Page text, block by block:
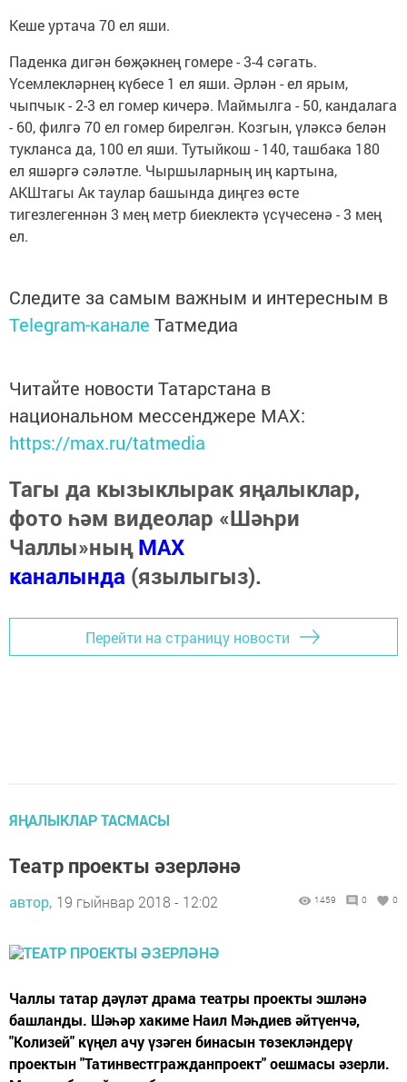
Кеше уртача 70 ел яши.
Паденка дигән бөҗәкнең гомере - 3-4 сәгать.
Үсемлекләрнең күбесе 1 ел яши. Әрлән - ел ярым,
чыпчык - 2-3 ел гомер кичерә. Маймылга - 50, кандалага
- 60, филгә 70 ел гомер бирелгән. Козгын, үләксә белән
тукланса да, 100 ел яши. Тутыйкош - 140, ташбака 180
ел яшәргә сәләтле. Чыршыларның иң картына,
АКШтагы Ак таулар башында диңгез өсте
тигезлегеннән 3 мең метр биеклектә үсүчесенә - 3 мең
ел.
Следите за самым важным и интересным в
Telegram-канале Татмедиа
Читайте новости Татарстана в
национальном мессенджере MАХ:
https://max.ru/tatmedia
Тагы да кызыклырак яңалыклар,
фото һәм видеолар «Шәһри
Чаллы»ныңMAX
каналында (язылыгыз).
Перейти на страницу новости
ЯҢАЛЫКЛАР ТАСМАСЫ
Театр проекты әзерләнә
автор, 19 гыйнвар 2018 - 12:02 1459 0 0
Чаллы татар дәүләт драма театры проекты эшләнә
башланды. Шәһәр хакиме Наил Мәһдиев әйтүенчә,
"Колизей" күңел ачу үзәген бинасын төзекләндерү
проектын "Татинвестгражданпроект" оешмасы әзерли.